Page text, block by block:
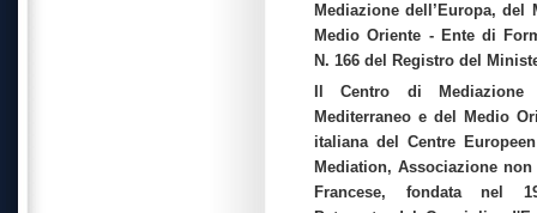
Mediazione dell’Europa, del
Medio Oriente - Ente di
N. 166 del Registro del
Il Centro di Mediazione
Mediterraneo e del Medio
italiana del Centre
Mediation, Associazione
Francese, fondata nel